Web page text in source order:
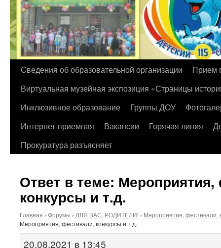
Перейти
содержимому
Сведения об образовательной организации
Прием
Виртуальная музейная экспозиция «Страницы
Инклюзивное образование
Группы ДОУ
Интернет-приемная
Вакансии Горячая линия
Прокуратура разъясняет
Ответ в теме:
конкурсы и т.д.
Главная › Форумы › ДЛЯ ВАС, РОДИТЕЛИ! › Мероприятия, фестивали,
Мероприятия, фестивали, конкурсы и т.д.
20.08.2021 в 13:45